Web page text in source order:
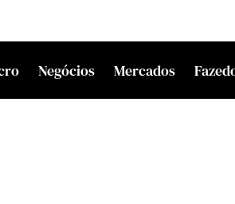
Negócios Mercados